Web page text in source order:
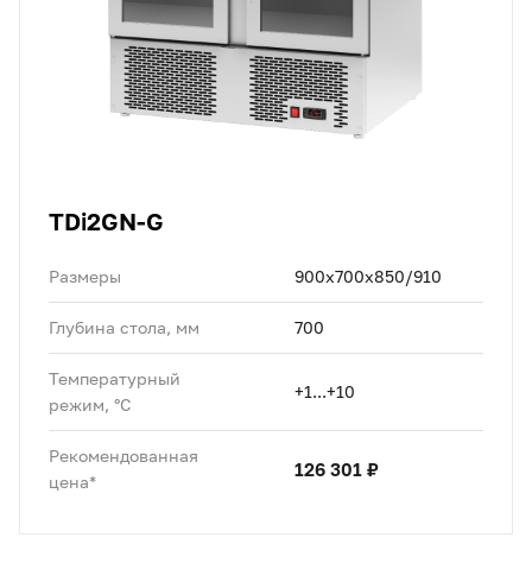
TDi2GN-G
Размеры 900x700x850/910
Глубина стола, мм 700
Температурный
режим, °C
+1...+10
Рекомендованная
цена*
126 301 ₽